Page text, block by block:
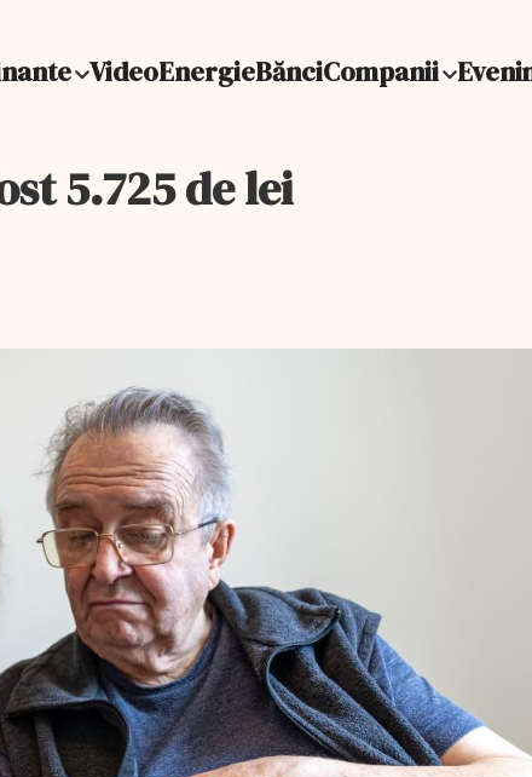
VideoEnergieBănciCompanii
5.725 de lei